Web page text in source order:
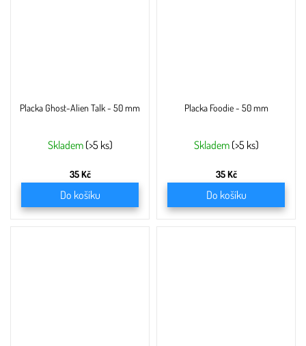
Placka Ghost-Alien Talk - 50 mm
Skladem (>5 ks)
35 Kč
Do košíku
Placka Foodie - 50 mm
Skladem (>5 ks)
35 Kč
Do košíku